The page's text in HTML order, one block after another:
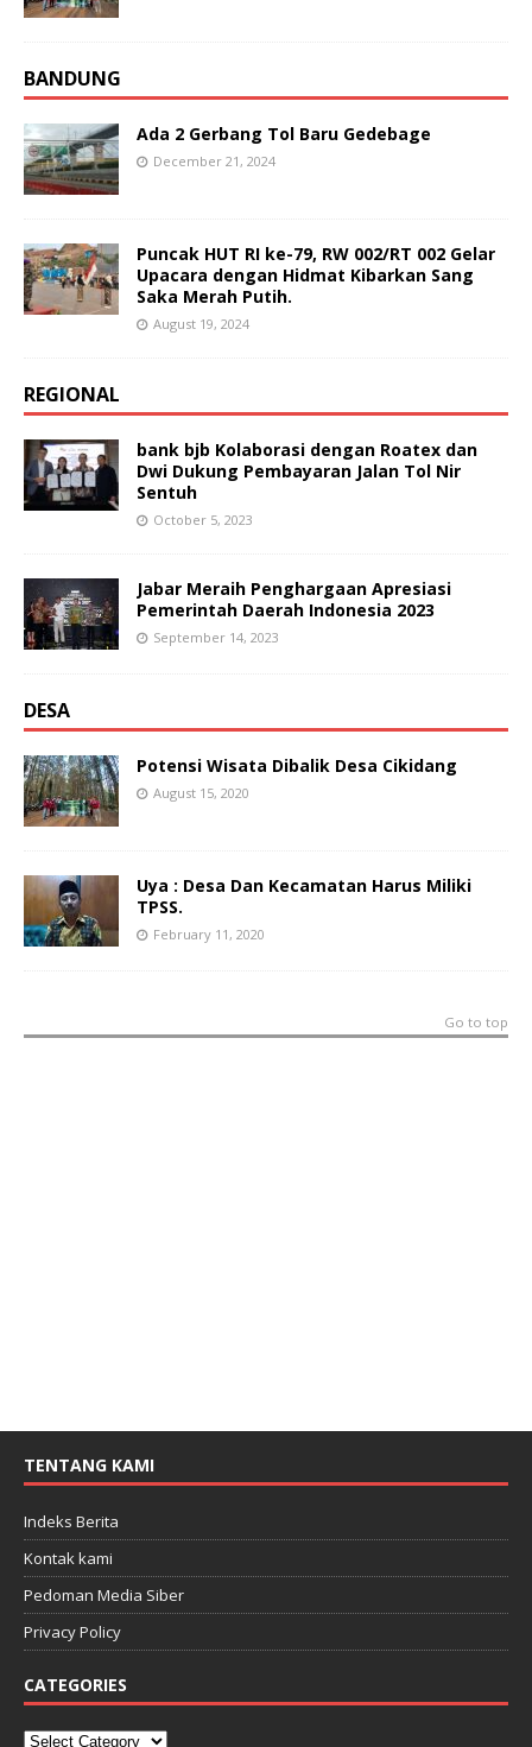
BANDUNG
Ada 2 Gerbang Tol Baru Gedebage
December 21, 2024
Puncak HUT RI ke-79, RW 002/RT 002 Gelar
Upacara dengan Hidmat Kibarkan Sang
Saka Merah Putih.
August 19, 2024
REGIONAL
bank bjb Kolaborasi dengan Roatex dan
Dwi Dukung Pembayaran Jalan Tol Nir
Sentuh
October 5, 2023
Jabar Meraih Penghargaan Apresiasi
Pemerintah Daerah Indonesia 2023
September 14, 2023
DESA
Potensi Wisata Dibalik Desa Cikidang
August 15, 2020
Uya : Desa Dan Kecamatan Harus Miliki
TPSS.
February 11, 2020
Go to top
TENTANG KAMI
Indeks Berita
Kontak kami
Pedoman Media Siber
Privacy Policy
CATEGORIES